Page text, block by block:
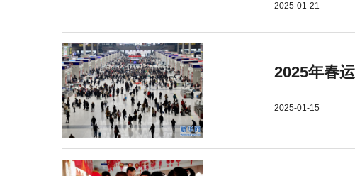
2025-01-21
2025年春
2025-01-15